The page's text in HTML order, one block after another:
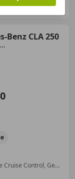
Benz CLA 250
Sportstoelen, Panorama dak, Garantie, Adaptieve Cruise Control, Getinte ramen, Airbag bestuurder, Elektrische achterklep, Inductieladen voor smartphones